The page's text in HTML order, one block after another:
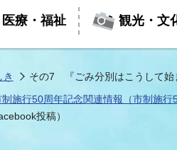
届出・証明
教育
療・福祉
児童福祉
観光・文
外国人観光
廃棄物
フラシティ
その7 『ごみ分別はこうして始
制施行50周年記念関連情報（市制施行
投稿）